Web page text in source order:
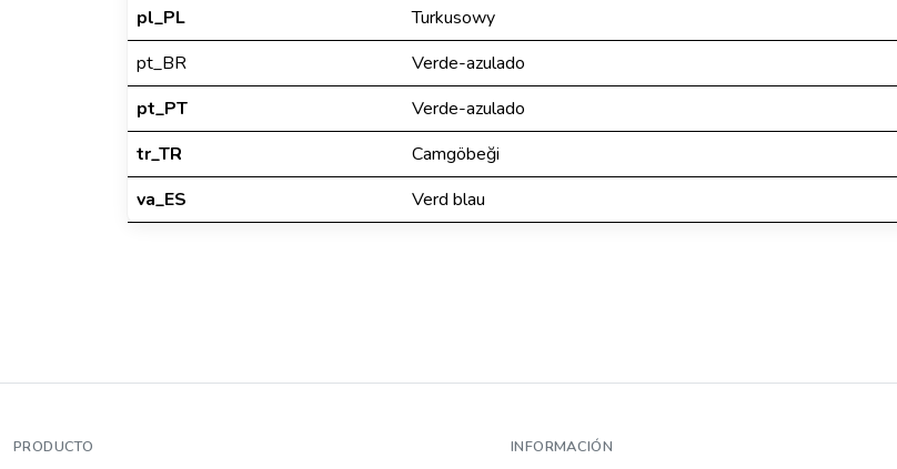
pl_PL
Turkusowy
pt_BR
Verde-azulado
pt_PT
Verde-azulado
tr_TR
Camgöbeği
va_ES
Verd blau
PRODUCTO INFORMACIÓN